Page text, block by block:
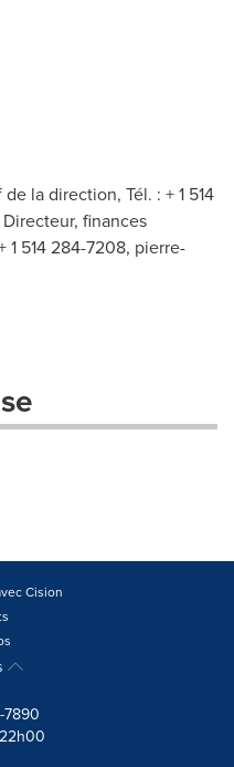
la direction, Tél. : + 1 514
finances
1 514 284-7208, pierre-
Cision
7890